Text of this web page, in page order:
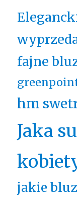
fajne
hm
Jaka
jakie